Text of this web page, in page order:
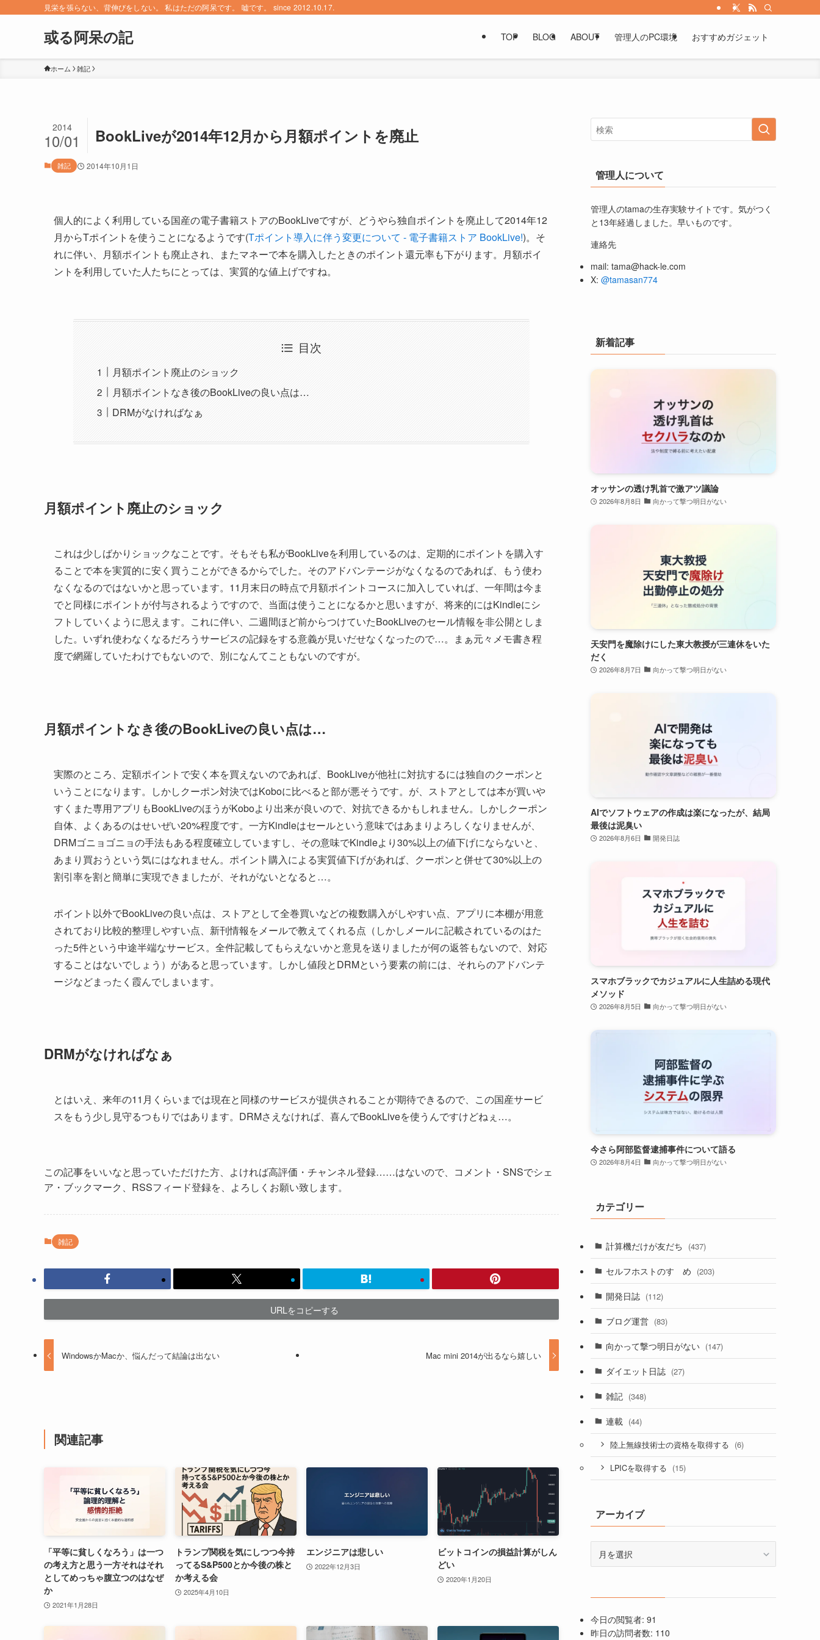
見栄を張らない、背伸びをしない。 私はただの阿呆です。 嘘です。 since 2012.10.17.
或る阿呆の記 TOP BLOG ABOUT 管理人のPC環境 おすすめガジェット
ホーム 雑記
BookLiveが2014年12月から月額ポイントを廃止
2014
10/01
雑記 2014年10月1日
個人的によく利用している国産の電子書籍ストアのBookLiveですが、どうやら独自ポイントを廃止して2014年12
月からTポイントを使うことになるようです(Tポイント導入に伴う変更について - 電子書籍ストア BookLive!)。そ
れに伴い、月額ポイントも廃止され、またマネーで本を購入したときのポイント還元率も下がります。月額ポイ
ントを利用していた人たちにとっては、実質的な値上げですね。
目次
月額ポイント廃止のショック
月額ポイントなき後のBookLiveの良い点は…
DRMがなければなぁ
月額ポイント廃止のショック
これは少しばかりショックなことです。そもそも私がBookLiveを利用しているのは、定期的にポイントを購入す
ることで本を実質的に安く買うことができるからでした。そのアドバンテージがなくなるのであれば、もう使わ
なくなるのではないかと思っています。11月末日の時点で月額ポイントコースに加入していれば、一年間は今ま
でと同様にポイントが付与されるようですので、当面は使うことになるかと思いますが、将来的にはKindleにシ
フトしていくように思えます。これに伴い、二週間ほど前からつけていたBookLiveのセール情報を非公開としま
した。いずれ使わなくなるだろうサービスの記録をする意義が見いだせなくなったので…。まぁ元々メモ書き程
度で網羅していたわけでもないので、別になんてこともないのですが。
月額ポイントなき後のBookLiveの良い点は…
実際のところ、定額ポイントで安く本を買えないのであれば、BookLiveが他社に対抗するには独自のクーポンと
いうことになります。しかしクーポン対決ではKoboに比べると部が悪そうです。が、ストアとしては本が買いや
すくまた専用アプリもBookLiveのほうがKoboより出来が良いので、対抗できるかもしれません。しかしクーポン
自体、よくあるのはせいぜい20%程度です。一方Kindleはセールという意味ではあまりよろしくなりませんが、
DRMゴニョゴニョの手法もある程度確立していますし、その意味でKindleより30%以上の値下げにならないと、
あまり買おうという気にはなれません。ポイント購入による実質値下げがあれば、クーポンと併せて30%以上の
割引率を割と簡単に実現できましたが、それがないとなると…。
ポイント以外でBookLiveの良い点は、ストアとして全巻買いなどの複数購入がしやすい点、アプリに本棚が用意
されており比較的整理しやすい点、新刊情報をメールで教えてくれる点（しかしメールに記載されているのはた
った5件という中途半端なサービス。全件記載してもらえないかと意見を送りましたが何の返答もないので、対応
することはないでしょう）があると思っています。しかし値段とDRMという要素の前には、それらのアドバンテ
ージなどまったく霞んでしまいます。
DRMがなければなぁ
とはいえ、来年の11月くらいまでは現在と同様のサービスが提供されることが期待できるので、この国産サービ
スをもう少し見守るつもりではあります。DRMさえなければ、喜んでBookLiveを使うんですけどねぇ…。
この記事をいいなと思っていただけた方、よければ高評価・チャンネル登録……はないので、コメント・SNSでシェ
ア・ブックマーク、RSSフィード登録を、よろしくお願い致します。
雑記
URLをコピーする
WindowsかMacか、悩んだって結論は出ない Mac mini 2014が出るなら嬉しい
関連記事
「平等に貧しくなろう」は一つ
の考え方と思う一方それはそれ
としてめっちゃ腹立つのはなぜ
か
2021年1月28日
トランプ関税を気にしつつ今持
ってるS&P500とか今後の株と
か考える会
2025年4月10日
エンジニアは悲しい
2022年12月3日
ビットコインの損益計算がしん
どい
2020年1月20日
管理人について
管理人のtamaの生存実験サイトです。気がつく
と13年経過しました。早いものです。
連絡先
mail: tama@hack-le.com
X: @tamasan774
新着記事
オッサンの透け乳首で激アツ議論
2026年8月8日 向かって撃つ明日がない
天安門を魔除けにした東大教授が三連休をいた
だく
2026年8月7日 向かって撃つ明日がない
AIでソフトウェアの作成は楽になったが、結局
最後は泥臭い
2026年8月6日 開発日誌
スマホブラックでカジュアルに人生詰める現代
メソッド
2026年8月5日 向かって撃つ明日がない
今さら阿部監督逮捕事件について語る
2026年8月4日 向かって撃つ明日がない
カテゴリー
計算機だけが友だち (437)
セルフホストのすゝめ (203)
開発日誌 (112)
ブログ運営 (83)
向かって撃つ明日がない (147)
ダイエット日誌 (27)
雑記 (348)
連載 (44)
陸上無線技術士の資格を取得する (6)
LPICを取得する (15)
アーカイブ
ブ
今日の閲覧者: 91
昨日の訪問者数: 110